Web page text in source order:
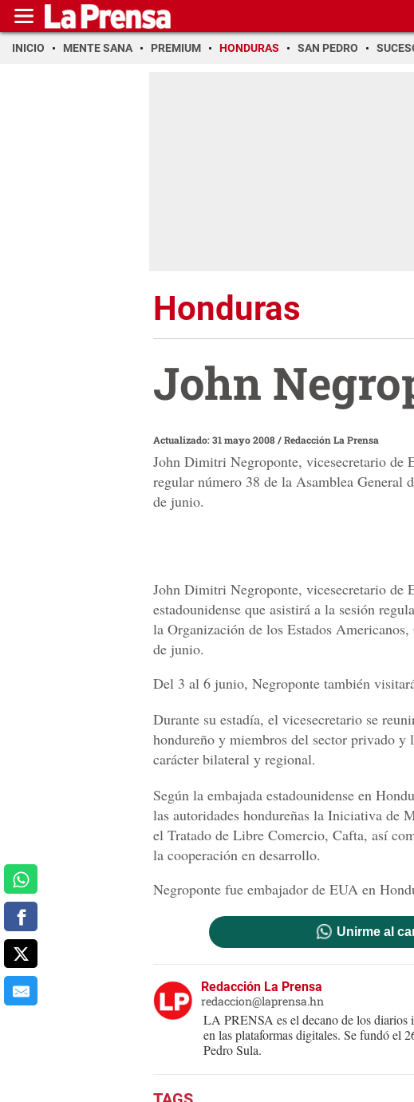
INICIO MENTE SANA PREMIUM HONDURAS SAN PEDRO
Honduras
John
Actualizado: 31 mayo 2008/Redacción La Prensa
John Dimitri Negroponte, vicesecretario de
regular número 38 de la Asamblea
de junio.
John Dimitri Negroponte, vicesecretario de
estadounidense que asistirá a la sesión
la Organización de los Estados
de junio.
Del 3 al 6 junio, Negroponte también
Durante su estadía, el vicesecretario se
hondureño y miembros del sector privado
carácter bilateral y regional.
Según la embajada estadounidense en
las autoridades hondureñas la Iniciativa de
el Tratado de Libre Comercio, Cafta, así
la cooperación en desarrollo.
Negroponte fue embajador de EUA en
Unirme al
Redacción La Prensa
redaccion@laprensa.hn
LA PRENSA es el decano de los diarios
en las plataformas digitales. Se fundó el
Pedro Sula.